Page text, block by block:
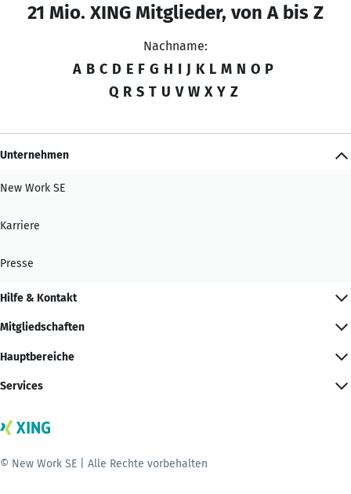
21 Mio. XING Mitglieder, von A bis Z
Nachname:
A B C D E F G H I J K L M N O P
Q R S T U V W X Y Z
Unternehmen
New Work SE
Karriere
Presse
Hilfe & Kontakt
Mitgliedschaften
Hauptbereiche
Services
© New Work SE | Alle Rechte vorbehalten